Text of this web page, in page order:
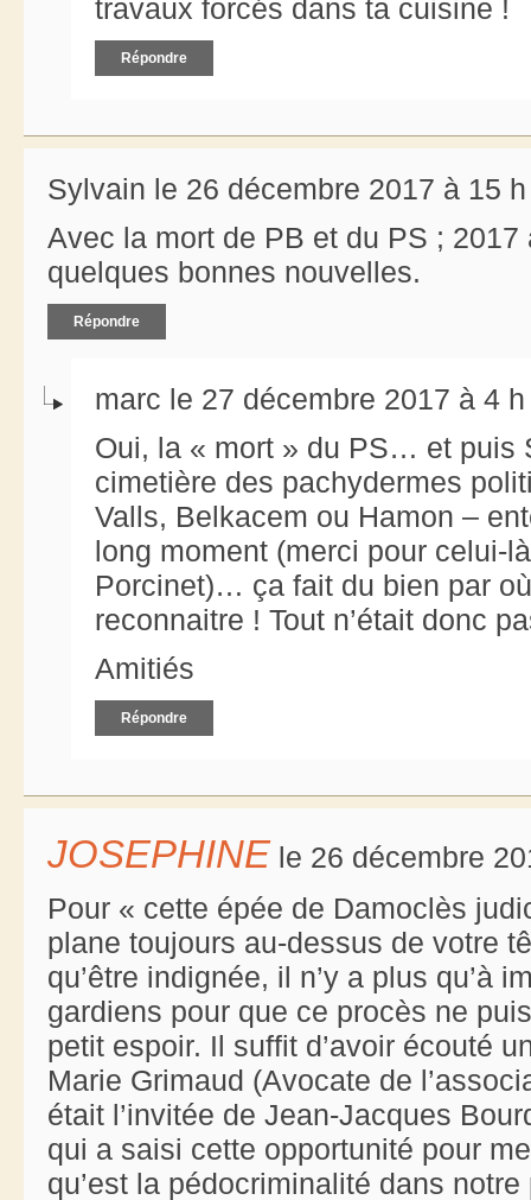
travaux forcés dans ta cuisine !
Répondre
Sylvain le 26 décembre 2017 à 15
Avec la mort de PB et du PS ;
quelques bonnes nouvelles.
Répondre
marc le 27 décembre 2017 à 4
Oui, la « mort » du PS… et puis
cimetière des pachydermes
Valls, Belkacem ou Hamon –
long moment (merci pour celui-
Porcinet)… ça fait du bien par
reconnaitre ! Tout n’était donc
Amitiés
Répondre
JOSEPHINE le 26 décembre
Pour « cette épée de Damoclès
plane toujours au-dessus de votre
qu’être indignée, il n’y a plus qu’à
gardiens pour que ce procès ne
petit espoir. Il suffit d’avoir écouté
Marie Grimaud (Avocate de
était l’invitée de Jean-Jacques
qui a saisi cette opportunité pour
qu’est la pédocriminalité dans